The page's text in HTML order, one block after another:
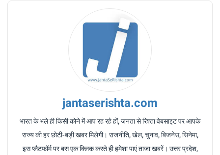
jantaserishta.com
भारत के भले ही किसी कोने में आप रह रहे हों, जनता से रिश्ता वेबसाइट पर आपके
राज्य की हर छोटी-बड़ी खबर मिलेगी। राजनीति, खेल, चुनाव, बिजनेस, सिनेमा,
इस प्लैटफॉर्म पर बस एक क्लिक करते ही हमेशा पाएं ताजा खबरें। उत्तर प्रदेश,